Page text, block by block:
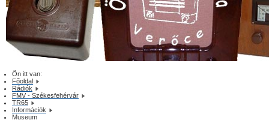
Ön itt van:
Főoldal
Rádiók
FMV - Székesfehérvár
TR65
Információk
Museum